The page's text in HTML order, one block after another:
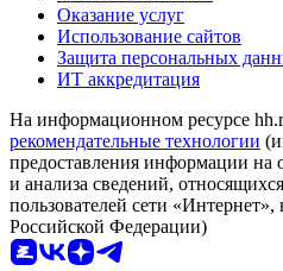
Оказание услуг
Использование сайтов
Защита персональных
ИТ аккредитация
На информационном ресурсе
рекомендательные технологии
предоставления информации на
и анализа сведений,
пользователей сети
Российской Федерации)